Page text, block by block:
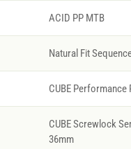
ACID PP MTB
Natural Fit
CUBE Performance
CUBE Screwlock
36mm